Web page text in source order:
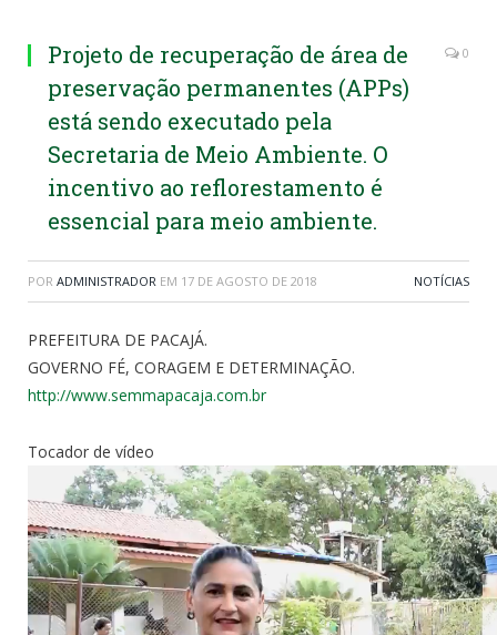
Projeto de recuperação de área de
preservação permanentes (APPs)
está sendo executado pela
Secretaria de Meio Ambiente. O
incentivo ao reflorestamento é
essencial para meio ambiente.
0
POR ADMINISTRADOR EM 17 DE AGOSTO DE 2018 NOTÍCIAS
PREFEITURA DE PACAJÁ.
GOVERNO FÉ, CORAGEM E DETERMINAÇÃO.
http://www.semmapacaja.com.br
Tocador de vídeo